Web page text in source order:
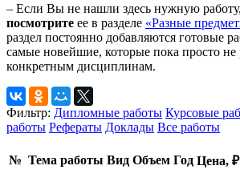
– Если Вы не нашли здесь нужную работу,
посмотрите ее в разделе «Разные
раздел постоянно добавляются готовые
самые новейшие, которые пока просто не
конкретным дисциплинам.
Фильтр: Дипломные работы Курсовые
работы Рефераты Доклады Все работы
№ Тема работы Вид Объем Год Цена, ₽